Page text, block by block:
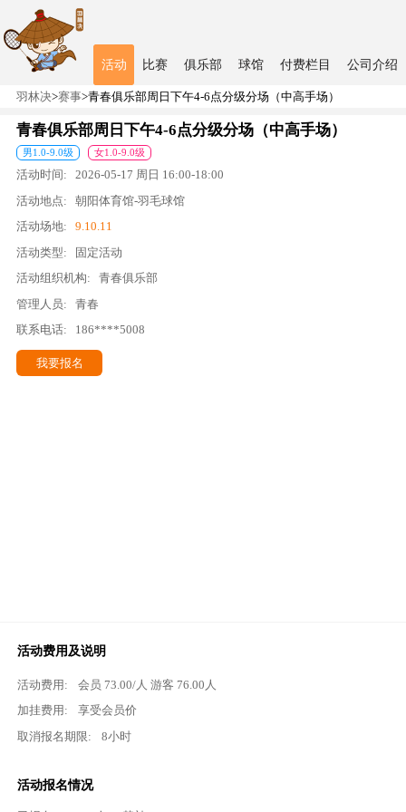
活动 比赛 俱乐部 球馆 付费栏目 公司介绍
羽林决>赛事>青春俱乐部周日下午4-6点分级分场（中高手场）
青春俱乐部周日下午4-6点分级分场（中高手场）
男1.0-9.0级 女1.0-9.0级
活动时间: 2026-05-17 周日 16:00-18:00
活动地点:
朝阳体育馆-羽毛球馆
活动场地:
9.10.11
活动类型:
固定活动
活动组织机构:
青春俱乐部
管理人员:
青春
联系电话:
186****5008
我要报名
活动费用及说明
活动费用: 会员 73.00/人 游客 76.00 人
加挂费用:
享受会员价
取消报名期限:
8小时
活动报名情况